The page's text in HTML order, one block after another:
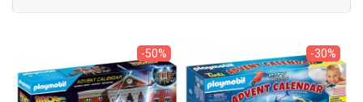
-50% -30%